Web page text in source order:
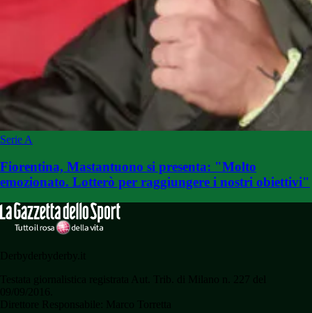
Serie A
Fiorentina, Mastantuono si presenta: "Molto
emozionato. Lotterò per raggiungere i nostri obiettivi"